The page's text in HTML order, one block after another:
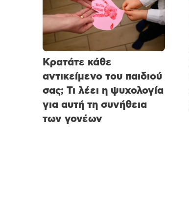
Κρατάτε κάθε
αντικείμενο του παιδιού
σας; Τι λέει η ψυχολογία
για αυτή τη συνήθεια
των γονέων